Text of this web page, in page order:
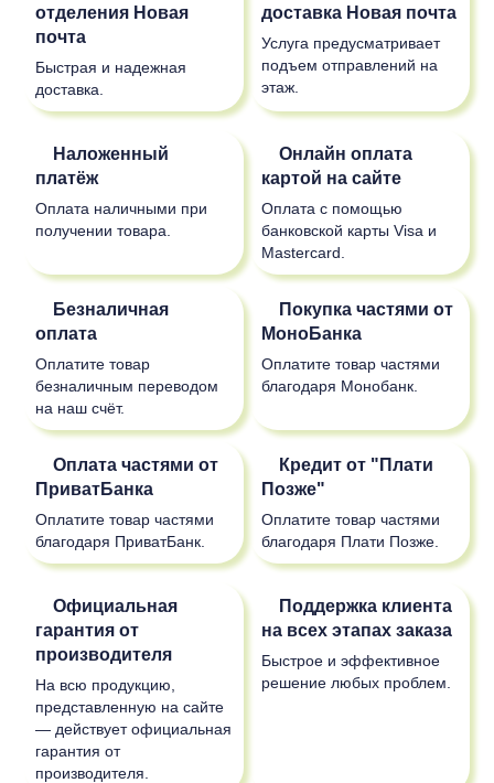
отделения Новая
почта
Быстрая и надежная
доставка.
доставка Новая почта
Услуга предусматривает
подъем отправлений на
этаж.
Наложенный
платёж
Оплата наличными при
получении товара.
Онлайн оплата
картой на сайте
Оплата с помощью
банковской карты Visa и
Mastercard.
Безналичная
оплата
Оплатите товар
безналичным переводом
на наш счёт.
Покупка частями от
МоноБанка
Оплатите товар частями
благодаря Монобанк.
Оплата частями от
ПриватБанка
Оплатите товар частями
благодаря ПриватБанк.
Кредит от "Плати
Позже"
Оплатите товар частями
благодаря Плати Позже.
Официальная
гарантия от
производителя
На всю продукцию,
представленную на сайте
— действует официальная
гарантия от
производителя.
Поддержка клиента
на всех этапах заказа
Быстрое и эффективное
решение любых проблем.